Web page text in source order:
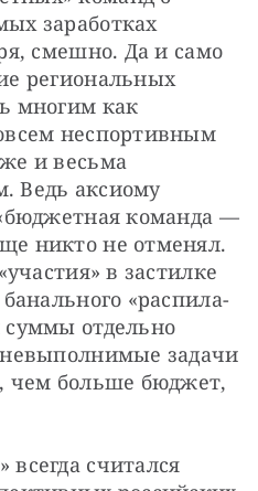
заработках
смешно. Да и само
региональных
многим как
неспортивным
и весьма
Ведь аксиому
команда —
никто не отменял.
в застилке
«распила-
суммы отдельно
задачи
чем больше бюджет,
считался